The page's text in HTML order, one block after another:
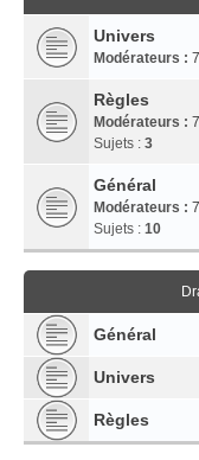
Univers
Modérateurs :
Règles
Modérateurs :
Sujets : 3
Général
Modérateurs :
Sujets : 10
Général
Univers
Règles